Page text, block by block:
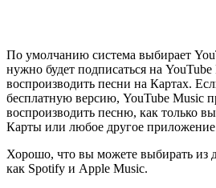
По умолчанию система выбирает
нужно будет подписаться на
воспроизводить песни на Картах.
бесплатную версию, YouTube Music
воспроизводить песню, как только
Карты или любое другое
Хорошо, что вы можете выбирать из
как Spotify и Apple Music.